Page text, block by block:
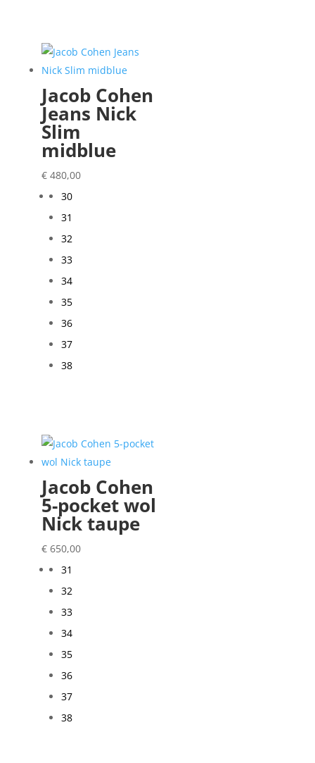
Jacob Cohen
Jeans Nick
Slim
midblue
€480,00
30
31
32
33
34
35
36
37
38
Jacob Cohen
5-pocket wol
Nick taupe
€650,00
31
32
33
34
35
36
37
38